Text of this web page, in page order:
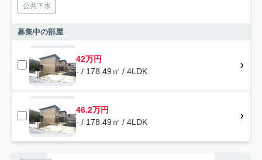
公共下水
募集中の部屋
42万円
- / 178.49㎡ / 4LDK
46.2万円
- / 178.49㎡ / 4LDK